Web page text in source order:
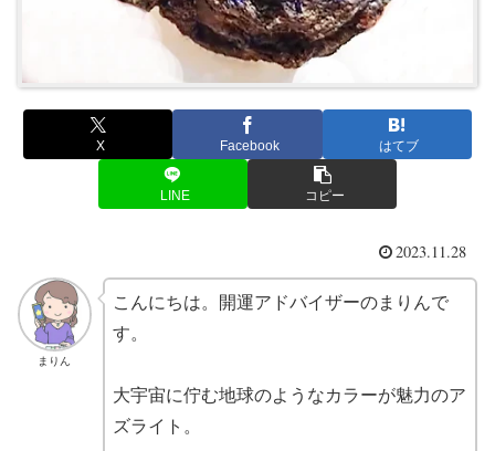
X Facebook はてブ
LINE コピー
2023.11.28
まりん
こんにちは。開運アドバイザーのまりんで
す。
大宇宙に佇む地球のようなカラーが魅力のア
ズライト。